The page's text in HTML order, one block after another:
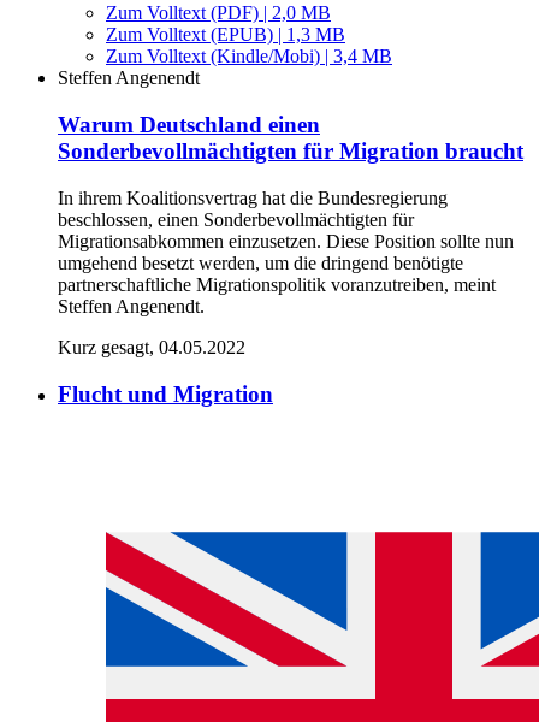
Zum Volltext (PDF) | 2,0 MB
Zum Volltext (EPUB) | 1,3 MB
Zum Volltext (Kindle/Mobi) | 3,4 MB
Steffen Angenendt
Warum Deutschland einen
Sonderbevollmächtigten für Migration braucht
In ihrem Koalitionsvertrag hat die Bundesregierung
beschlossen, einen Sonderbevollmächtigten für
Migrationsabkommen einzusetzen. Diese Position sollte nun
umgehend besetzt werden, um die dringend benötigte
partnerschaftliche Migrationspolitik voranzutreiben, meint
Steffen Angenendt.
Kurz gesagt, 04.05.2022
Flucht und Migration